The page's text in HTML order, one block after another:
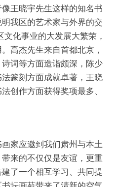
王晓宇先生这样的知名书
我区的艺术家与外界的交
化事业的大发展大繁荣，
高杰先生来自首都北京，
词等方面造诣颇深，陈少
篆刻方面成就卓著，王晓
创作方面获得奖项最多、
家应邀到我们肃州与本土
来的不仅仅是友谊，更重
了一个相互学习、共同提